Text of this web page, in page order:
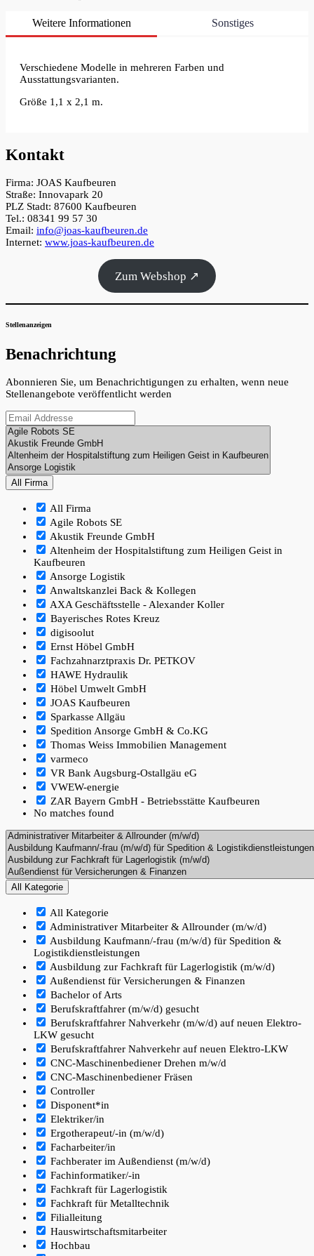
Weitere Informationen Sonstiges
Verschiedene Modelle in mehreren Farben und
Ausstattungsvarianten.
Größe 1,1 x 2,1 m.
Kontakt
Firma: JOAS Kaufbeuren
Straße: Innovapark 20
PLZ Stadt: 87600 Kaufbeuren
Tel.: 08341 99 57 30
Email: info@joas-kaufbeuren.de
Internet: www.joas-kaufbeuren.de
Zum Webshop ↗
Stellenanzeigen
Benachrichtung
Abonnieren Sie, um Benachrichtigungen zu erhalten, wenn neue
Stellenangebote veröffentlicht werden
All Firma
All Firma
Agile Robots SE
Akustik Freunde GmbH
Altenheim der Hospitalstiftung zum Heiligen Geist in
Kaufbeuren
Ansorge Logistik
Anwaltskanzlei Back & Kollegen
AXA Geschäftsstelle - Alexander Koller
Bayerisches Rotes Kreuz
digisoolut
Ernst Höbel GmbH
Fachzahnarztpraxis Dr. PETKOV
HAWE Hydraulik
Höbel Umwelt GmbH
JOAS Kaufbeuren
Sparkasse Allgäu
Spedition Ansorge GmbH & Co.KG
Thomas Weiss Immobilien Management
varmeco
VR Bank Augsburg-Ostallgäu eG
VWEW-energie
ZAR Bayern GmbH - Betriebsstätte Kaufbeuren
No matches found
All Kategorie
All Kategorie
Administrativer Mitarbeiter & Allrounder (m/w/d)
Ausbildung Kaufmann/-frau (m/w/d) für Spedition &
Logistikdienstleistungen
Ausbildung zur Fachkraft für Lagerlogistik (m/w/d)
Außendienst für Versicherungen & Finanzen
Bachelor of Arts
Berufskraftfahrer (m/w/d) gesucht
Berufskraftfahrer Nahverkehr (m/w/d) auf neuen Elektro-
LKW gesucht
Berufskraftfahrer Nahverkehr auf neuen Elektro-LKW
CNC-Maschinenbediener Drehen m/w/d
CNC-Maschinenbediener Fräsen
Controller
Disponent*in
Elektriker/in
Ergotherapeut/-in (m/w/d)
Facharbeiter/in
Fachberater im Außendienst (m/w/d)
Fachinformatiker/-in
Fachkraft für Lagerlogistik
Fachkraft für Metalltechnik
Filialleitung
Hauswirtschaftsmitarbeiter
Hochbau